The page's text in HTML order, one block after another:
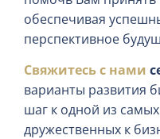
обеспечивая
перспективное
Свяжитесь с нами
варианты развития
шаг к одной из
дружественных к